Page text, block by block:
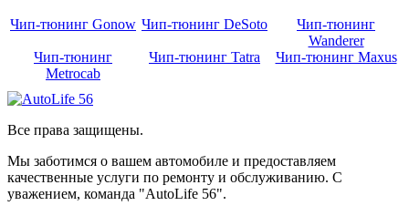
Чип-тюнинг Gonow Чип-тюнинг DeSoto
Чип-тюнинг
Wanderer
Чип-тюнинг
Metrocab
Чип-тюнинг Tatra Чип-тюнинг Maxus
Все права защищены.
Мы заботимся о вашем автомобиле и предоставляем
качественные услуги по ремонту и обслуживанию. С
уважением, команда "AutoLife 56".